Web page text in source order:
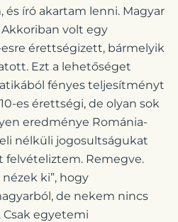
író akartam lenni. Magyar
volt egy
esre érettségizett, bármelyik
Ezt a lehetőséget
fényes teljesítményt
es érettségi, de olyan sok
eredménye Románia-
nélküli jogosultságukat
felvételiztem. Remegve.
ki”, hogy
de nekem nincs
egyetemi